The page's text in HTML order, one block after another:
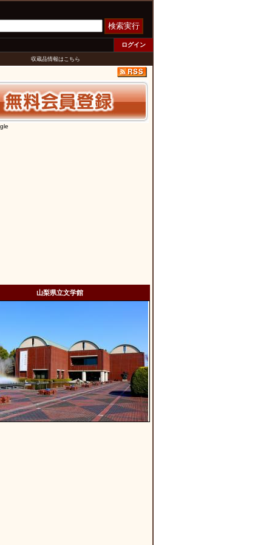
検索実行
ログイン
収蔵品情報はこちら
山梨県立文学館